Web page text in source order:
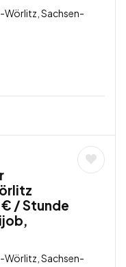
Sachsen-
/ Stunde
Sachsen-